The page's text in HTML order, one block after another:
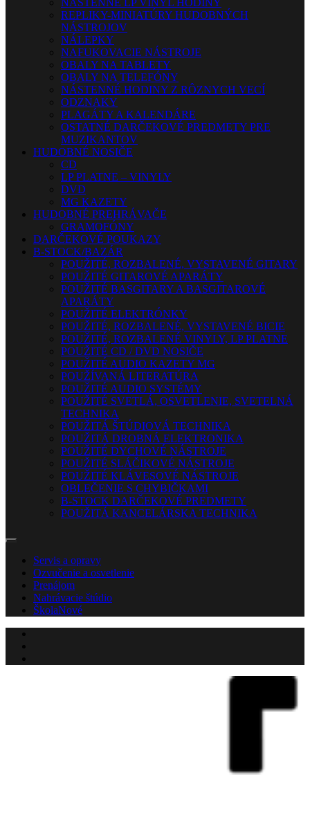
NÁSTENNÉ LP VINYL HODINY
REPLIKY-MINIATÚRY HUDOBNÝCH
NÁSTROJOV
NÁLEPKY
NAFUKOVACIE NÁSTROJE
OBALY NA TABLETY
OBALY NA TELEFÓNY
NÁSTENNÉ HODINY Z RÔZNYCH VECÍ
ODZNAKY
PLAGÁTY A KALENDÁRE
OSTATNÉ DARČEKOVÉ PREDMETY PRE
MUZIKANTOV
HUDOBNÉ NOSIČE
CD
LP PLATNE – VINYLY
DVD
MG KAZETY
HUDOBNÉ PREHRÁVAČE
GRAMOFÓNY
DARČEKOVÉ POUKAZY
B-STOCK/BAZÁR
POUŽITÉ, ROZBALENÉ, VYSTAVENÉ GITARY
POUŽITÉ GITAROVÉ APARÁTY
POUŽITÉ BASGITARY A BASGITAROVÉ
APARÁTY
POUŽITÉ ELEKTRÓNKY
POUŽITÉ, ROZBALENÉ, VYSTAVENÉ BICIE
POUŽITÉ, ROZBALENÉ VINYLY, LP PLATNE
POUŽITÉ CD / DVD NOSIČE
POUŽITÉ AUDIO KAZETY MG
POUŽÍVANÁ LITERATÚRA
POUŽITÉ AUDIO SYSTÉMY
POUŽITÉ SVETLÁ, OSVETLENIE, SVETELNÁ
TECHNIKA
POUŽITÁ ŠTÚDIOVÁ TECHNIKA
POUŽITÁ DROBNÁ ELEKTRONIKA
POUŽITÉ DYCHOVÉ NÁSTROJE
POUŽITÉ SLÁČIKOVÉ NÁSTROJE
POUŽITÉ KLÁVESOVÉ NÁSTROJE
OBLEČENIE S CHYBIČKAMI
B-STOCK DARČEKOVÉ PREDMETY
POUŽITÁ KANCELÁRSKA TECHNIKA
Servis a opravy
Ozvučenie a osvetlenie
Prenájom
Nahrávacie štúdio
ŠkolaNové